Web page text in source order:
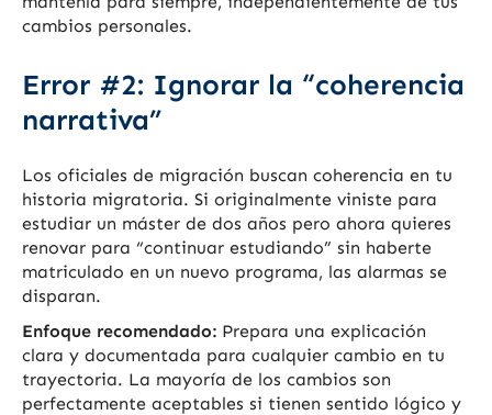
cambios personales.
Error #2: Ignorar la “coherencia
narrativa”
Los oficiales de migración buscan coherencia en tu
historia migratoria. Si originalmente viniste para
estudiar un máster de dos años pero ahora quieres
renovar para “continuar estudiando” sin haberte
matriculado en un nuevo programa, las alarmas se
disparan.
Enfoque recomendado: Prepara una explicación
clara y documentada para cualquier cambio en tu
trayectoria. La mayoría de los cambios son
perfectamente aceptables si tienen sentido lógico y